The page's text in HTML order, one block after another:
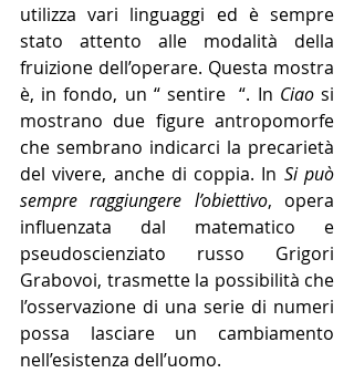
utilizza vari linguaggi ed è sempre
stato attento alle modalità della
fruizione dell’operare. Questa mostra
è, in fondo, un “ sentire  “. In Ciao si
mostrano due figure antropomorfe
che sembrano indicarci la precarietà
del vivere, anche di coppia. In Si può
sempre raggiungere l’obiettivo, opera
influenzata dal matematico e
pseudoscienziato russo Grigori
Grabovoi, trasmette la possibilità che
l’osservazione di una serie di numeri
possa lasciare un cambiamento
nell’esistenza dell’uomo.